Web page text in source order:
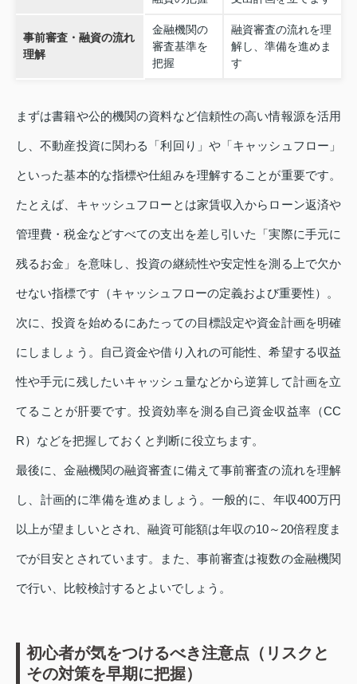
事前審査・融資の流れ
理解
金融機関の
審査基準を
把握
融資審査の流れを理
解し、準備を進めま
す
まずは書籍や公的機関の資料など信頼性の高い情報源を活用
し、不動産投資に関わる「利回り」や「キャッシュフロー」
といった基本的な指標や仕組みを理解することが重要です。
たとえば、キャッシュフローとは家賃収入からローン返済や
管理費・税金などすべての支出を差し引いた「実際に手元に
残るお金」を意味し、投資の継続性や安定性を測る上で欠か
せない指標です（キャッシュフローの定義および重要性）。
次に、投資を始めるにあたっての目標設定や資金計画を明確
にしましょう。自己資金や借り入れの可能性、希望する収益
性や手元に残したいキャッシュ量などから逆算して計画を立
てることが肝要です。投資効率を測る自己資金収益率（CC
R）などを把握しておくと判断に役立ちます。
最後に、金融機関の融資審査に備えて事前審査の流れを理解
し、計画的に準備を進めましょう。一般的に、年収400万円
以上が望ましいとされ、融資可能額は年収の10～20倍程度ま
でが目安とされています。また、事前審査は複数の金融機関
で行い、比較検討するとよいでしょう。
初心者が気をつけるべき注意点（リスクと
その対策を早期に把握）